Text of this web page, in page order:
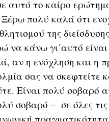
αυτό το καίρο
πολύ καλά ότι
της
κάνω γι΄αυτό
αν η ενόχληση και η
σας να σκεφτείτε
Είναι πολύ σοβαρό
σοβαρό – σε όλες τις